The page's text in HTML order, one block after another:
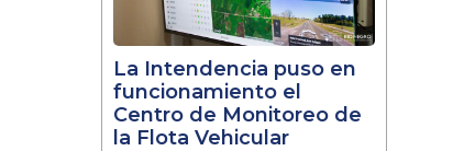
La Intendencia puso en
funcionamiento el
Centro de Monitoreo de
la Flota Vehicular